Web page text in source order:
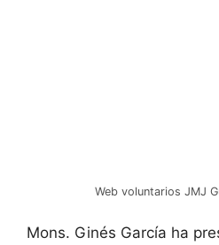
Web voluntarios JMJ
Mons. Ginés García ha